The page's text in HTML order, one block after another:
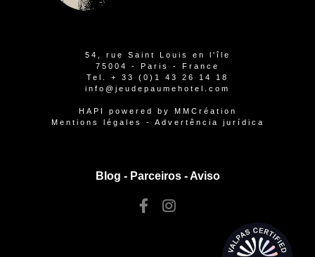
54, rue Saint Louis en l'île
75004 - Paris - France
Tel. + 33 (0)1 43 26 14 18
info@jeudepaumehotel.com
HAPI powered by
MMCréation
Mentions légales
- Advertência jurídica
Blog - Parceiros-Aviso